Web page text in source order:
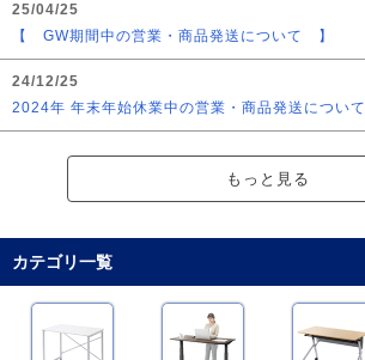
25/04/25
【 GW期間中の営業・商品発送について 】
24/12/25
2024年 年末年始休業中の営業・商品発送について
もっと見る
カテゴリ一覧